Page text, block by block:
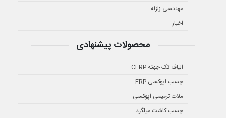
مهندسی زلزله
اخبار
محصولات پیشنهادی
الیاف تک جهته CFRP
چسب اپوکسی FRP
ملات ترمیمی اپوکسی
چسب کاشت میلگرد